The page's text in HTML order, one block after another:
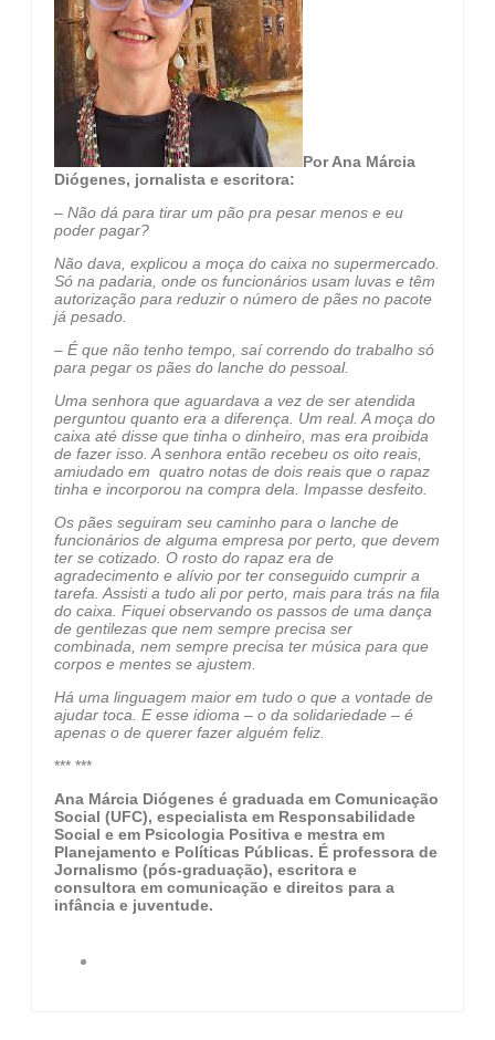
Por Ana Márcia
Diógenes, jornalista e escritora:
– Não dá para tirar um pão pra pesar menos e eu
poder pagar?
Não dava, explicou a moça do caixa no supermercado.
Só na padaria, onde os funcionários usam luvas e têm
autorização para reduzir o número de pães no pacote
já pesado.
– É que não tenho tempo, saí correndo do trabalho só
para pegar os pães do lanche do pessoal.
Uma senhora que aguardava a vez de ser atendida
perguntou quanto era a diferença. Um real. A moça do
caixa até disse que tinha o dinheiro, mas era proibida
de fazer isso. A senhora então recebeu os oito reais,
amiudado em quatro notas de dois reais que o rapaz
tinha e incorporou na compra dela. Impasse desfeito.
Os pães seguiram seu caminho para o lanche de
funcionários de alguma empresa por perto, que devem
ter se cotizado. O rosto do rapaz era de
agradecimento e alívio por ter conseguido cumprir a
tarefa. Assisti a tudo ali por perto, mais para trás na fila
do caixa. Fiquei observando os passos de uma dança
de gentilezas que nem sempre precisa ser
combinada, nem sempre precisa ter música para que
corpos e mentes se ajustem.
Há uma linguagem maior em tudo o que a vontade de
ajudar toca. E esse idioma – o da solidariedade – é
apenas o de querer fazer alguém feliz.
*** ***
Ana Márcia Diógenes é graduada em Comunicação
Social (UFC), especialista em Responsabilidade
Social e em Psicologia Positiva e mestra em
Planejamento e Políticas Públicas. É professora de
Jornalismo (pós-graduação), escritora e
consultora em comunicação e direitos para a
infância e juventude.